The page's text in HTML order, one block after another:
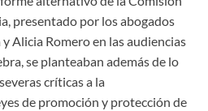
presentado por los abogados
Alicia Romero en las audiencias
se planteaban además de lo
críticas a la
de promoción y protección de